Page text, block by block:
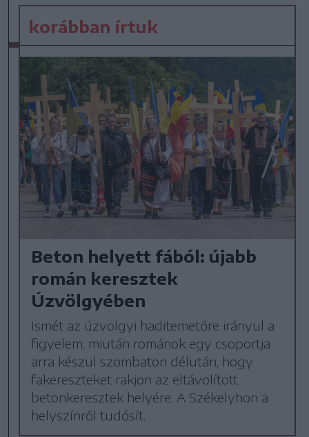
korábban írtuk
Beton helyett fából: újabb
román keresztek
Úzvölgyében
Ismét az úzvölgyi haditemetőre irányul a
figyelem, miután románok egy csoportja
arra készül szombaton délután, hogy
fakereszteket rakjon az eltávolított
betonkeresztek helyére. A Székelyhon a
helyszínről tudósít.